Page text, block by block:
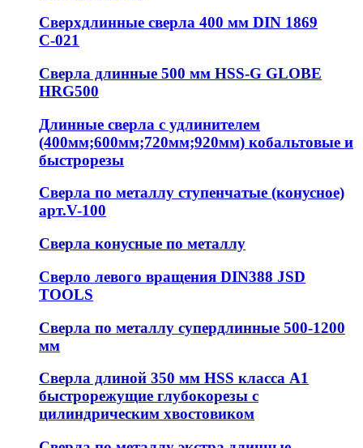
Сверхдлинные сверла 400 мм DIN 1869
С-021
Сверла длинные 500 мм HSS-G GLOBE
HRG500
Длинные сверла с удлинителем
(400мм;600мм;720мм;920мм) кобальтовые и
быстрорезы
Сверла по металлу ступенчатые (конусное)
арт.V-100
Сверла конусные по металлу
Сверло левого вращения DIN388 JSD
TOOLS
Сверла по металлу супердлинные 500-1200
мм
Сверла длиной 350 мм HSS класса А1
быстрорежущие глубокорезы с
цилиндрическим хвостовиком